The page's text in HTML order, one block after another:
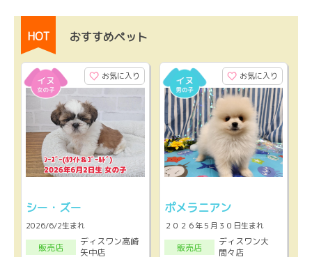
HOT おすすめペット
お気に入り
シー・ズー
2026/6/2生まれ
販売店
ディスワン高崎
矢中店
お気に入り
ポメラニアン
２０２６年５月３０日生まれ
販売店
ディスワン大
間々店